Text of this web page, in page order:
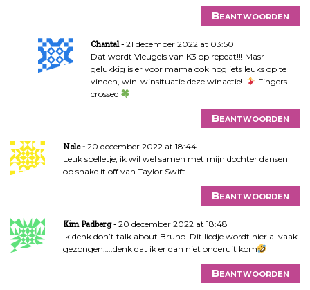
Beantwoorden
Chantal
21 december 2022 at 03:50
Dat wordt Vleugels van K3 op repeat!!! Masr
gelukkig is er voor mama ook nog iets leuks op te
vinden, win-winsituatie deze winactie!!!
Fingers
crossed
Beantwoorden
Nele
20 december 2022 at 18:44
Leuk spelletje, ik wil wel samen met mijn dochter dansen
op shake it off van Taylor Swift.
Beantwoorden
Kim Padberg
20 december 2022 at 18:48
Ik denk don’t talk about Bruno. Dit liedje wordt hier al vaak
gezongen…..denk dat ik er dan niet onderuit kom
Beantwoorden